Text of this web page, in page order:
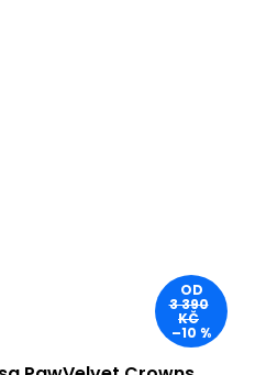
OD
3 390
KČ
–10 %